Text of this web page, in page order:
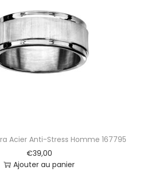
Acier Anti-Stress Homme 167795
€39,00
Ajouter au panier